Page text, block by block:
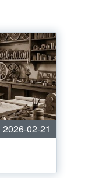
2026-02-21